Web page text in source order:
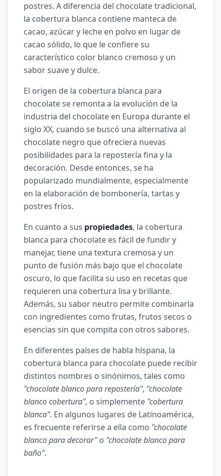
postres. A diferencia del chocolate tradicional,
la cobertura blanca contiene manteca de
cacao, azúcar y leche en polvo en lugar de
cacao sólido, lo que le confiere su
característico color blanco cremoso y un
sabor suave y dulce.
El origen de la cobertura blanca para
chocolate se remonta a la evolución de la
industria del chocolate en Europa durante el
siglo XX, cuando se buscó una alternativa al
chocolate negro que ofreciera nuevas
posibilidades para la repostería fina y la
decoración. Desde entonces, se ha
popularizado mundialmente, especialmente
en la elaboración de bombonería, tartas y
postres fríos.
En cuanto a sus propiedades, la cobertura
blanca para chocolate es fácil de fundir y
manejar, tiene una textura cremosa y un
punto de fusión más bajo que el chocolate
oscuro, lo que facilita su uso en recetas que
requieren una cobertura lisa y brillante.
Además, su sabor neutro permite combinarla
con ingredientes como frutas, frutos secos o
esencias sin que compita con otros sabores.
En diferentes países de habla hispana, la
cobertura blanca para chocolate puede recibir
distintos nombres o sinónimos, tales como
"chocolate blanco para repostería", "chocolate
blanco cobertura", o simplemente "cobertura
blanca". En algunos lugares de Latinoamérica,
es frecuente referirse a ella como "chocolate
blanco para decorar"o "chocolate blanco para
baño".